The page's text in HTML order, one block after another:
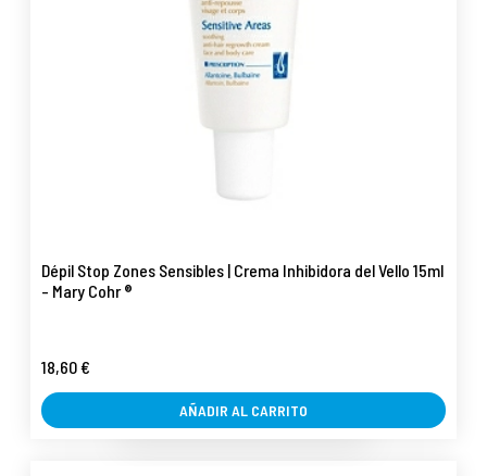
Dépil Stop Zones Sensibles | Crema Inhibidora del Vello 15ml
- Mary Cohr ®
18,60 €
AÑADIR AL CARRITO